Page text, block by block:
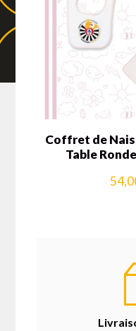
Coffret de
Table